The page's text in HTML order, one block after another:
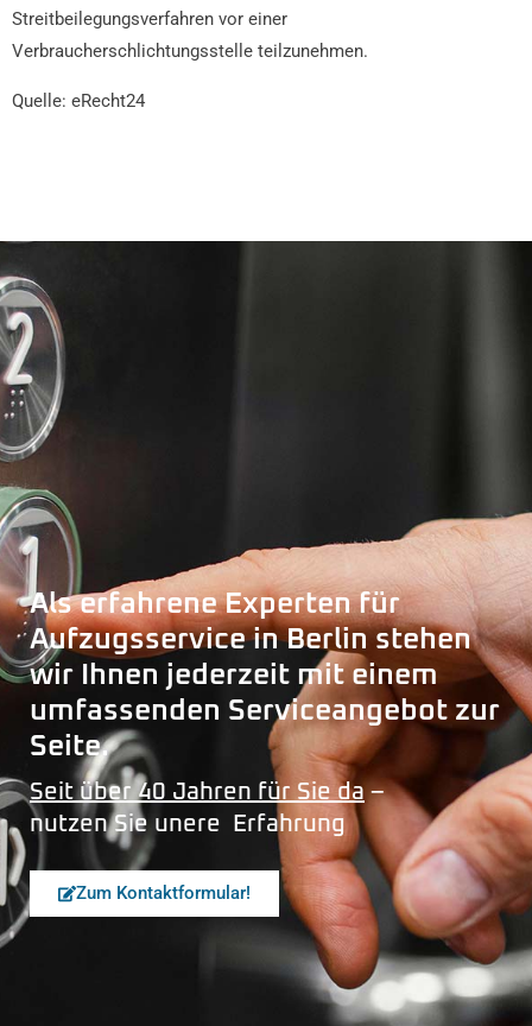
Streitbeilegungsverfahren vor einer
Verbraucherschlichtungsstelle teilzunehmen.
Quelle: eRecht24
Als erfahrene Experten für
Aufzugsservice in Berlin stehen
wir Ihnen jederzeit mit einem
umfassenden Serviceangebot zur
Seite.
Seit über 40 Jahren für Sie da –
nutzen Sie unere Erfahrung
Zum Kontaktformular!